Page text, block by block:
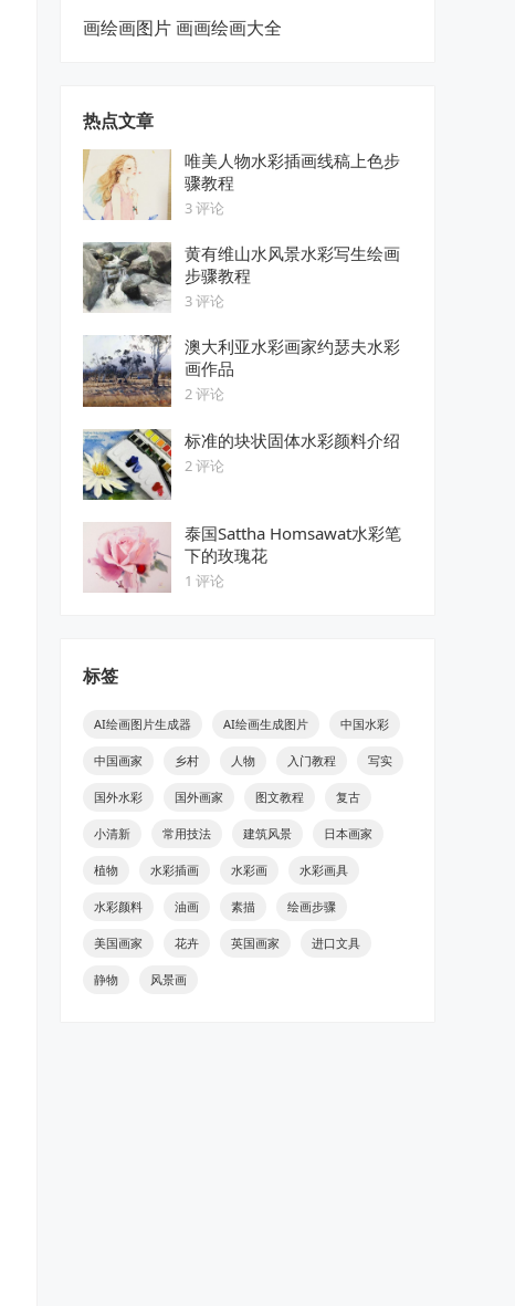
画绘画图片 画画绘画大全
热点文章
唯美人物水彩插画线稿上色步
骤教程
3 评论
黄有维山水风景水彩写生绘画
步骤教程
3 评论
澳大利亚水彩画家约瑟夫水彩
画作品
2 评论
标准的块状固体水彩颜料介绍
2 评论
泰国Sattha Homsawat水彩笔
下的玫瑰花
1 评论
标签
AI绘画图片生成器 AI绘画生成图片 中国水彩
中国画家 乡村 人物 入门教程 写实
国外水彩 国外画家 图文教程 复古
小清新 常用技法 建筑风景 日本画家
植物 水彩插画 水彩画 水彩画具
水彩颜料 油画 素描 绘画步骤
美国画家 花卉 英国画家 进口文具
静物 风景画